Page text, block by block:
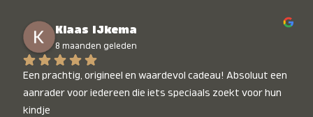
Klaas IJkema
8 maanden geleden
Een prachtig, origineel en waardevol cadeau! Absoluut een
aanrader voor iedereen die iets speciaals zoekt voor hun
kindje